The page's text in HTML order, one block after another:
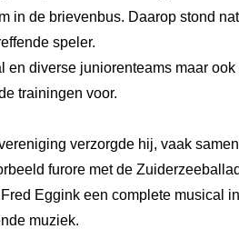
in de brievenbus. Daarop stond
speler.
en diverse juniorenteams maar
trainingen voor.
verzorgde hij, vaak
furore met de
Eggink een complete musical
muziek.